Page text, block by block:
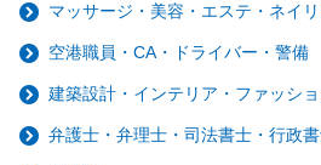
マッサージ・美容・エステ・ネイリ
空港職員・CA・ドライバー・警備
建築設計・インテリア・ファッシ
弁護士・弁理士・司法書士・行政